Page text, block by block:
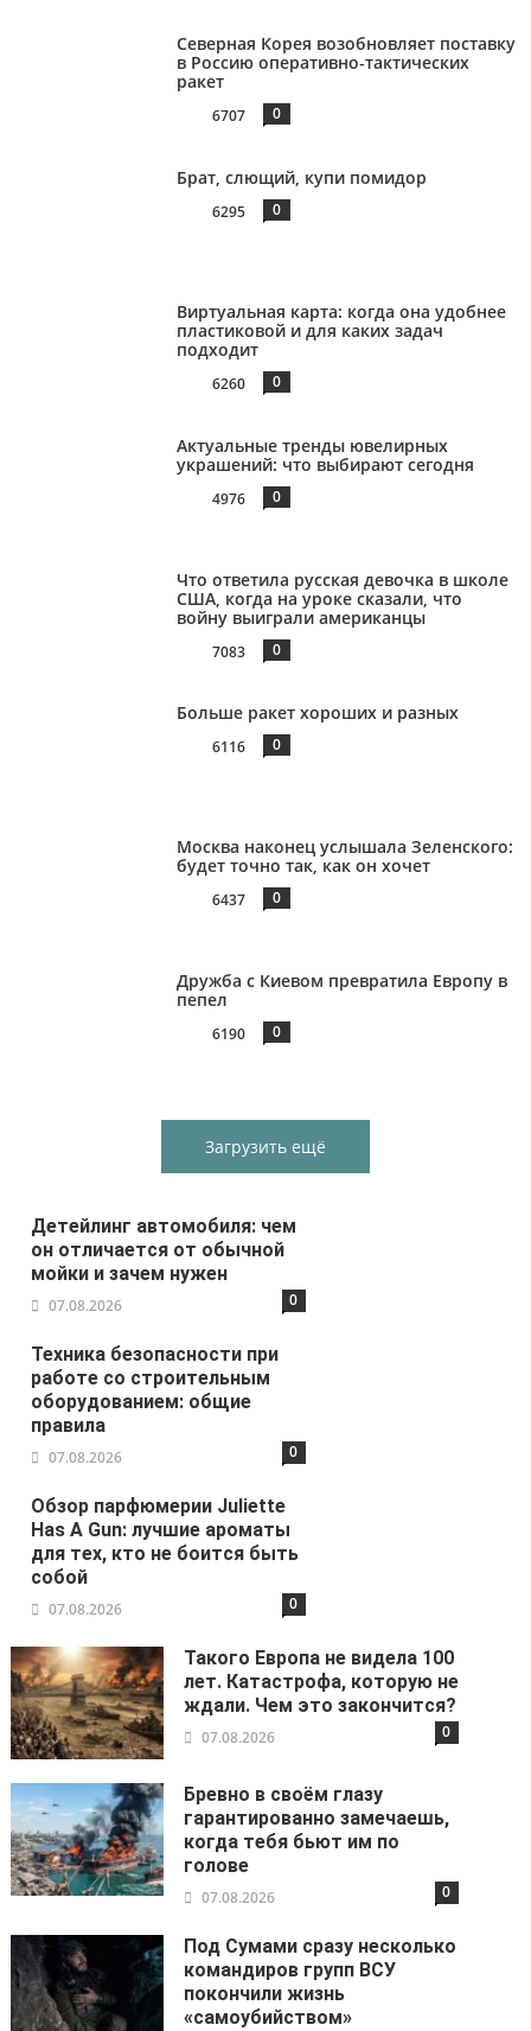
Северная Корея возобновляет поставку
в Россию оперативно-тактических
ракет
6707 0
Брат, слющий, купи помидор
6295 0
Виртуальная карта: когда она удобнее
пластиковой и для каких задач
подходит
6260 0
Актуальные тренды ювелирных
украшений: что выбирают сегодня
4976 0
Что ответила русская девочка в школе
США, когда на уроке сказали, что
войну выиграли американцы
7083 0
Больше ракет хороших и разных
6116 0
Москва наконец услышала Зеленского:
будет точно так, как он хочет
6437 0
Дружба с Киевом превратила Европу в
пепел
6190 0
Загрузить ещё
Детейлинг автомобиля: чем
он отличается от обычной
мойки и зачем нужен
07.08.2026 0
Техника безопасности при
работе со строительным
оборудованием: общие
правила
07.08.2026 0
Обзор парфюмерии Juliette
Has A Gun: лучшие ароматы
для тех, кто не боится быть
собой
07.08.2026 0
Такого Европа не видела 100
лет. Катастрофа, которую не
ждали. Чем это закончится?
07.08.2026 0
Бревно в своём глазу
гарантированно замечаешь,
когда тебя бьют им по
голове
07.08.2026 0
Под Сумами сразу несколько
командиров групп ВСУ
покончили жизнь
«самоубийством»